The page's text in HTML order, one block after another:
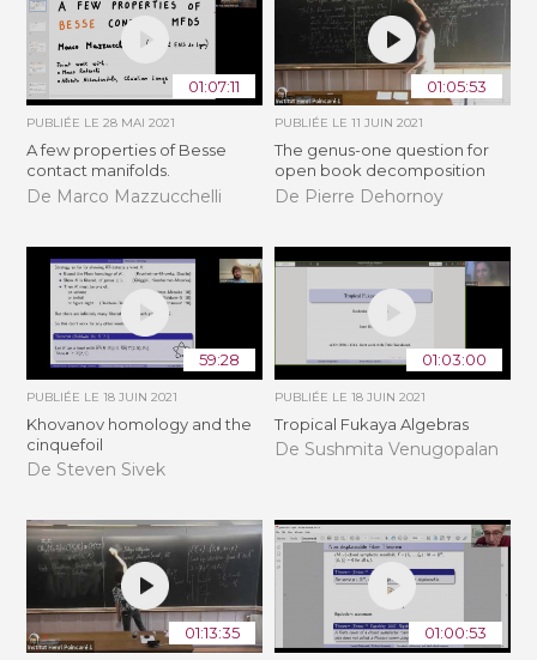
01:07:11
PUBLIÉE LE28 MAI 2021
A few properties of Besse
contact manifolds.
De Marco Mazzucchelli
01:05:53
PUBLIÉE LE 11 JUIN 2021
The genus-one question for
open book decomposition
De Pierre Dehornoy
59:28
PUBLIÉE LE18 JUIN 2021
Khovanov homology and the
cinquefoil
De Steven Sivek
01:03:00
PUBLIÉE LE 18 JUIN 2021
Tropical Fukaya Algebras
De Sushmita Venugopalan
01:13:35 01:00:53